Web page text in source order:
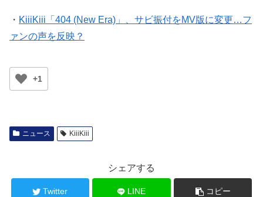
・ KiiiKiii「404 (New Era)」、サビ振付をMV版に変更…フ
ァンの声を反映？
+1
ニュース KiiiKiii
シェアする
Twitter LINE コピー